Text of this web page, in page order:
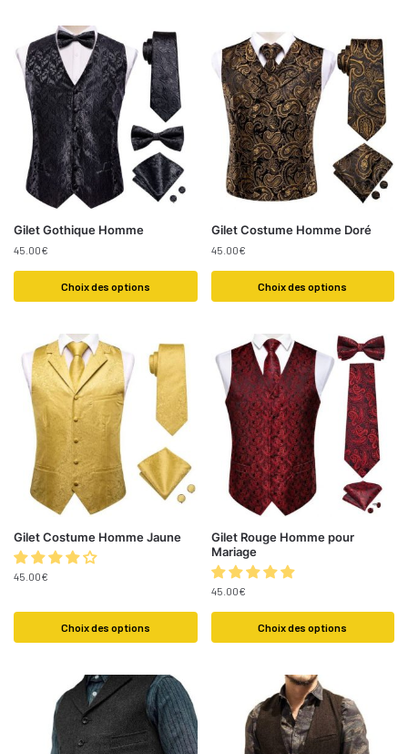
Gilet Gothique Homme
45.00€
Choix des options
Gilet Costume Homme Doré
45.00€
Choix des options
Gilet Costume Homme Jaune
45.00€
Choix des options
Gilet Rouge Homme pour
Mariage
45.00€
Choix des options